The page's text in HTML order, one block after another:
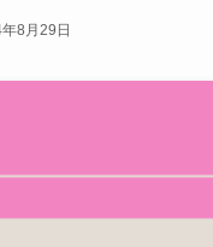
8月29日